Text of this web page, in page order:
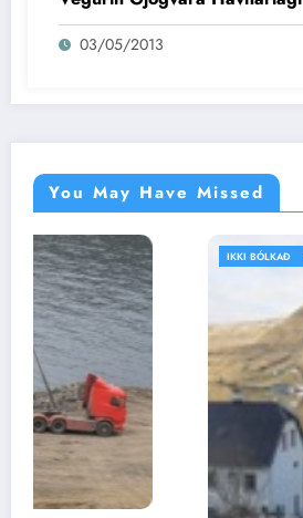
03/05/2013
You May Have Missed
IKKI BÓLKAÐ VEÐRIÐ